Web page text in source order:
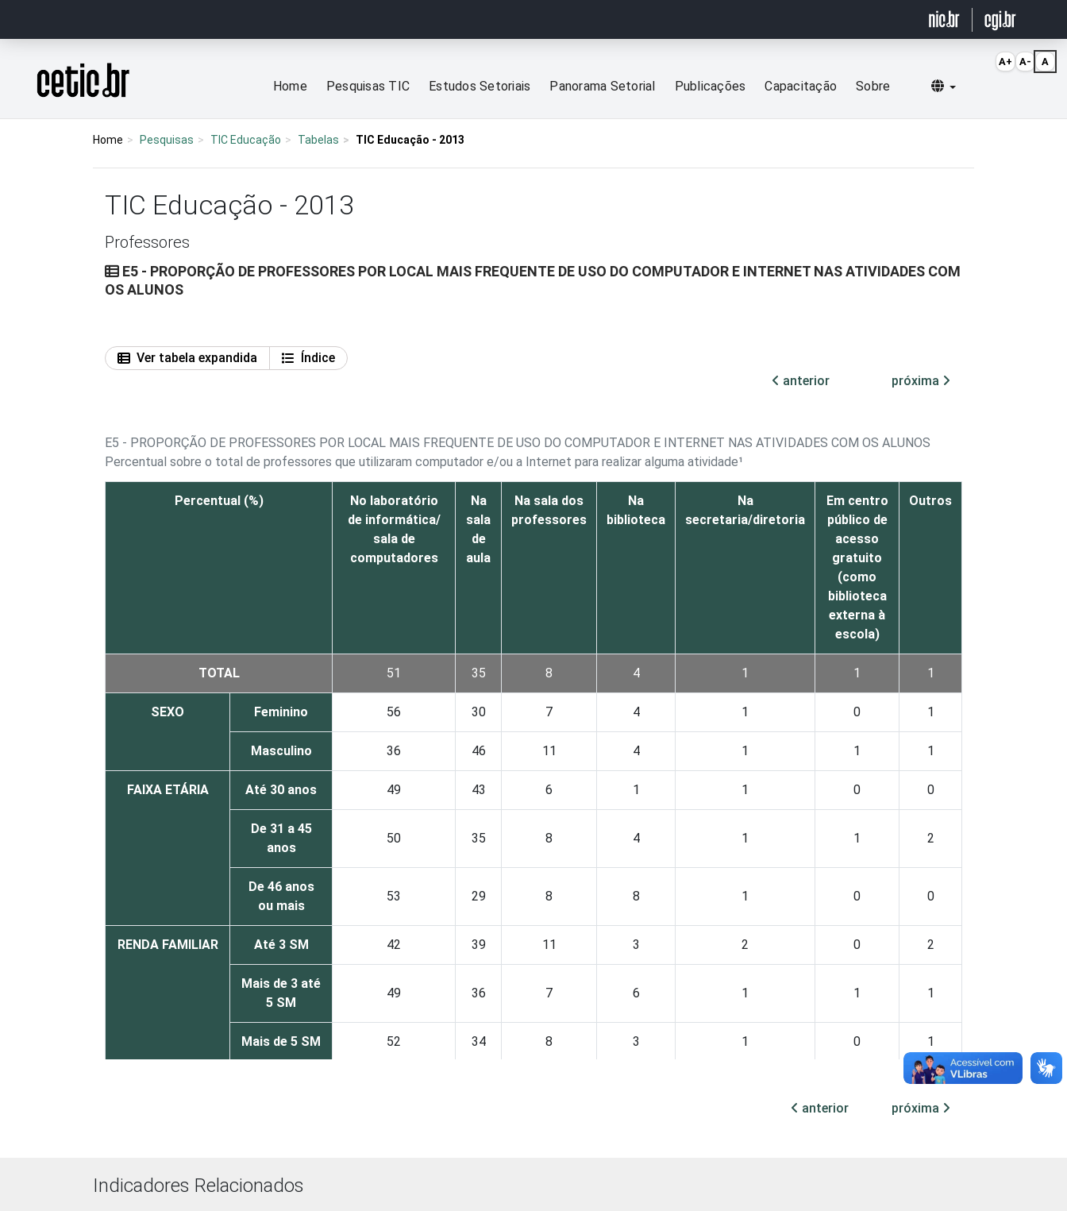
Página inicial
Home Pesquisas TIC Estudos Setoriais Panorama Setorial Publicações Capacitação Sobre Selecionar idioma
Home Pesquisas TIC Educação Tabelas TIC Educação - 2013
TIC Educação - 2013
Professores
E5 - PROPORÇÃO DE PROFESSORES POR LOCAL MAIS FREQUENTE DE USO DO COMPUTADOR E INTERNET NAS ATIVIDADES COM
OS ALUNOS
Ver tabela expandida
Índice
anterior
próxima
E5 - PROPORÇÃO DE PROFESSORES POR LOCAL MAIS FREQUENTE DE USO DO COMPUTADOR E INTERNET NAS ATIVIDADES COM OS ALUNOS
Percentual sobre o total de professores que utilizaram computador e/ou a Internet para realizar alguma atividade¹
Percentual (%)
No laboratório
de informática/
sala de
computadores
Na
sala
de
aula
Na sala dos
professores
Na
biblioteca
Na
secretaria/diretoria
Em centro
público de
acesso
gratuito
(como
biblioteca
externa à
escola)
Outros
TOTAL 51 35 8 4 1 1 1
SEXO Feminino 56 30 7 4 1 0 1
Masculino 36 46 11 4 1 1 1
FAIXA ETÁRIA Até 30 anos 49 43 6 1 1 0 0
De 31 a 45
anos
50 35 8 4 1 1 2
De 46 anos
ou mais
53 29 8 8 1 0 0
RENDA FAMILIAR Até 3 SM 42 39 11 3 2 0 2
Mais de 3 até
5 SM
49 36 7 6 1 1 1
Mais de 5 SM 52 34 8 3 1 0 1
2
Mais de 5 SM
anterior próxima
Indicadores Relacionados
A+ A- A